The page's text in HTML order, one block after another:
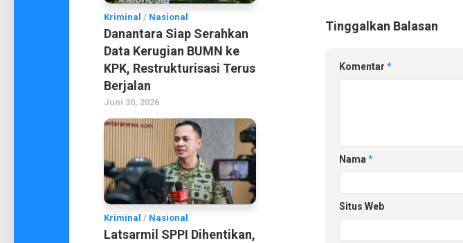
Tinggalkan Balasan
Komentar *
Nama *
Situs Web
Kriminal / Nasional
Danantara Siap Serahkan
Data Kerugian BUMN ke
KPK, Restrukturisasi Terus
Berjalan
Juni 30, 2026
Kriminal / Nasional
Latsarmil SPPI Dihentikan,